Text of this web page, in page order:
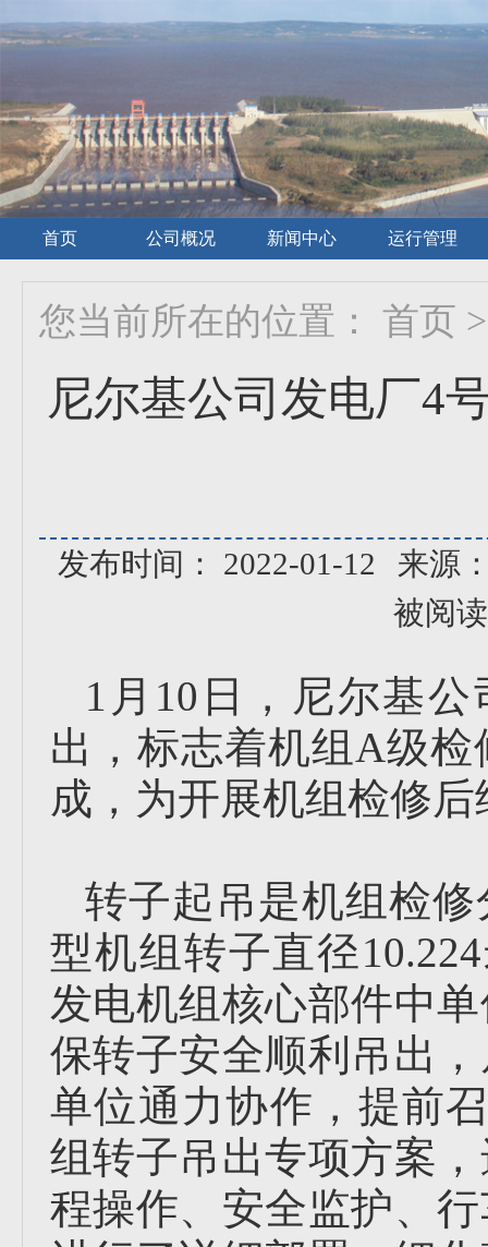
首页 公司概况 新闻中心 运行管理
您当前所在的位置： 首页 >
尼尔基公司发电厂4
发布时间： 2022-01-12
来源
被阅读
1月10日，尼尔基
出，标志着机组A级
成，为开展机组检修
转子起吊是机组检
型机组转子直径
发电机组核心部件中
保转子安全顺利吊出
单位通力协作，提前
组转子吊出专项方案
程操作、安全监护、